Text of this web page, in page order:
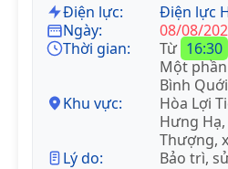
Điện lực:
Điện lực
Ngày:
08/08/
Thời gian:
Từ 16:30
Khu vực:
Một
Bình
Hòa Lợi
Hưng
Thượng,
Lý do:
Bảo trì,